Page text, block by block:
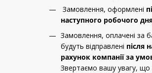
Замовлення, оформлені
наступного робочого
Замовлення, оплачені за
будуть відправлені після
рахунок компанії за
Звертаємо вашу увагу,